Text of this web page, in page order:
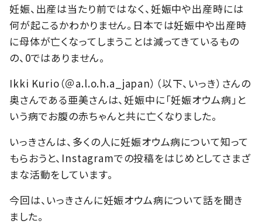
妊娠、出産は当たり前ではなく、妊娠中や出産時には
何が起こるかわかりません。日本では妊娠中や出産時
に母体が亡くなってしまうことは減ってきているもの
の、0ではありません。
Ikki Kurio（＠a.l.o.h.a_japan）（以下、いっき）さんの
奥さんである亜美さんは、妊娠中に「妊娠オウム病」と
いう病でお腹の赤ちゃんと共に亡くなりました。
いっきさんは、多くの人に妊娠オウム病について知って
もらおうと、Instagramでの投稿をはじめとしてさまざ
まな活動をしています。
今回は、いっきさんに妊娠オウム病について話を聞き
ました。